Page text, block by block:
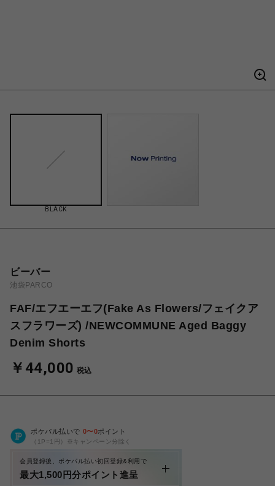
BLACK
ビーバー
池袋PARCO
FAF/エフエーエフ(Fake As Flowers/フェイクア
スフラワーズ) /NEWCOMMUNE Aged Baggy
Denim Shorts
￥44,000 税込
ポケパル払いで 0〜0ポイント
（1P=1円）※キャンペーン分除く
会員登録後、ポケパル払い初回登録&利用で
最大1,500円分ポイント進呈